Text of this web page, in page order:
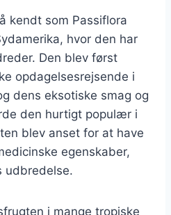
kendt som Passiflora
hvor den har
Den blev først
opdagelsesrejsende i
dens eksotiske smag og
den hurtigt populær i
blev anset for at have
egenskaber,
udbredelse.
i mange tropiske